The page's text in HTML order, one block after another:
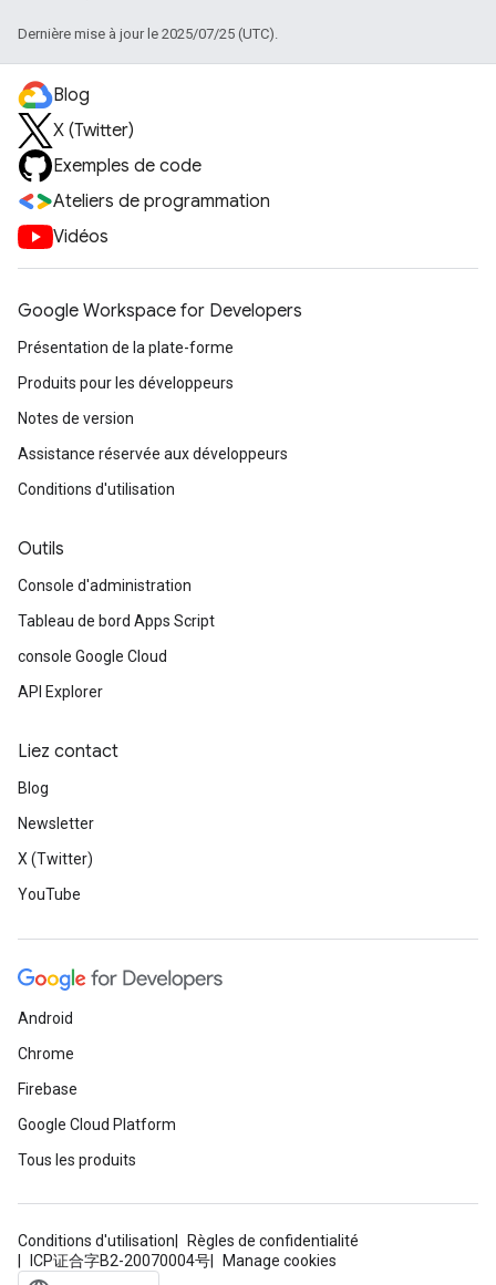
Dernière mise à jour le 2025/07/25 (UTC).
Blog
X (Twitter)
Exemples de code
Ateliers de programmation
Vidéos
Google Workspace for Developers
Présentation de la plate-forme
Produits pour les développeurs
Notes de version
Assistance réservée aux développeurs
Conditions d'utilisation
Outils
Console d'administration
Tableau de bord Apps Script
console Google Cloud
API Explorer
Liez contact
Blog
Newsletter
X (Twitter)
YouTube
Android
Chrome
Firebase
Google Cloud Platform
Tous les produits
Conditions d'utilisation
Règles de confidentialité
ICP证合字B2-20070004号
Manage cookies